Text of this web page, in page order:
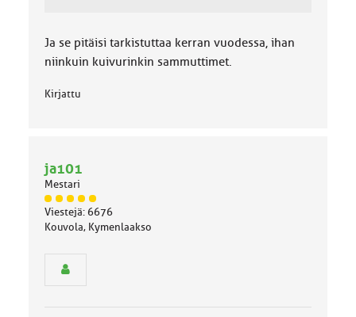
Ja se pitäisi tarkistuttaa kerran vuodessa, ihan
niinkuin kuivurinkin sammuttimet.
Kirjattu
ja101
Mestari
J
ä
s
Viestejä: 6676
Kouvola, Kymenlaakso